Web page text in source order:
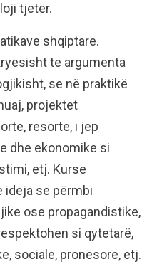
tjetër.
shqiptare.
te argumenta
se në praktikë
projektet
resorte, i jep
dhe ekonomike si
etj. Kurse
ideja se përmbi
ose propagandistike,
si qytetarë,
sociale, pronësore, etj.